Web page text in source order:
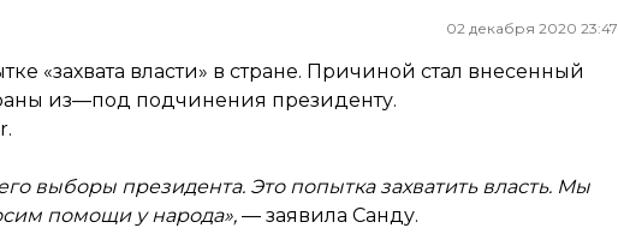
02 декабря 2020 23:47
«захвата власти» в стране. Причиной стал внесенный
из—под подчинения президенту.
выборы президента. Это попытка захватить власть. Мы
помощи у народа», — заявила Санду.